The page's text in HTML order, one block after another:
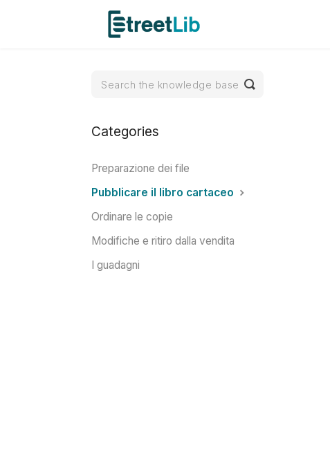
Toggle
Search
Categories
Preparazione dei file
Pubblicare il libro cartaceo
Ordinare le copie
Modifiche e ritiro dalla vendita
I guadagni